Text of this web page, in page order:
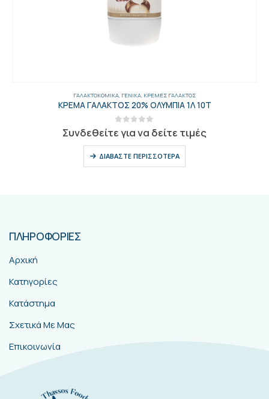
ΓΑΛΑΚΤΟΚΟΜΙΚΆ, ΓΕΝΙΚΑ, ΚΡΈΜΕΣ ΓΆΛΑΚΤΟΣ
ΚΡΕΜΑ ΓΑΛΑΚΤΟΣ 20% ΟΛΥΜΠΙΑ 1Λ 10Τ
out of 5
Συνδεθείτε για να δείτε τιμές
ΔΙΑΒΆΣΤΕ ΠΕΡΙΣΣΌΤΕΡΑ
ΠΛΗΡΟΦΟΡΙΕΣ
Αρχική
Κατηγορίες
Κατάστημα
Σχετικά Με Μας
Επικοινωνία